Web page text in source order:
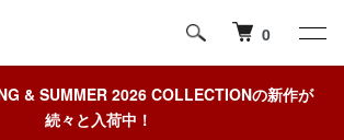
0
& SUMMER 2026 COLLECTIONの新作が
続々と入荷中！